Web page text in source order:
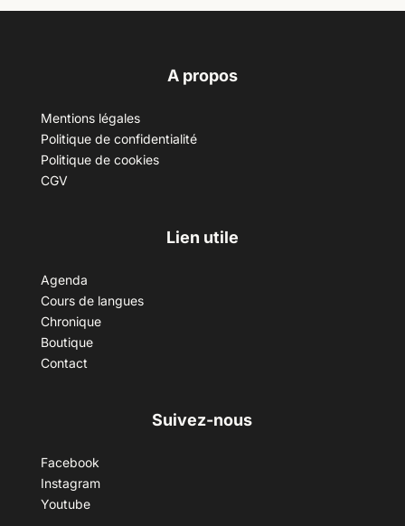
A propos
Mentions légales
Politique de confidentialité
Politique de cookies
CGV
Lien utile
Agenda
Cours de langues
Chronique
Boutique
Contact
Suivez-nous
Facebook
Instagram
Youtube